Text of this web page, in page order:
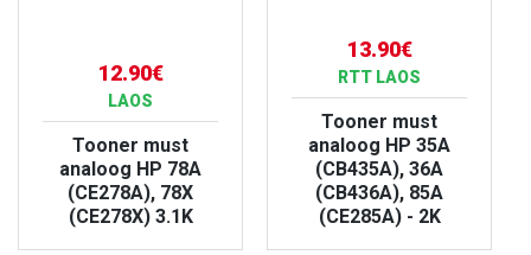
12.90€
LAOS
Tooner must
analoog HP 78A
(CE278A), 78X
(CE278X) 3.1K
13.90€
RTT LAOS
Tooner must
analoog HP 35A
(CB435A), 36A
(CB436A), 85A
(CE285A) - 2K